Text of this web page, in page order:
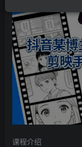
课程介绍